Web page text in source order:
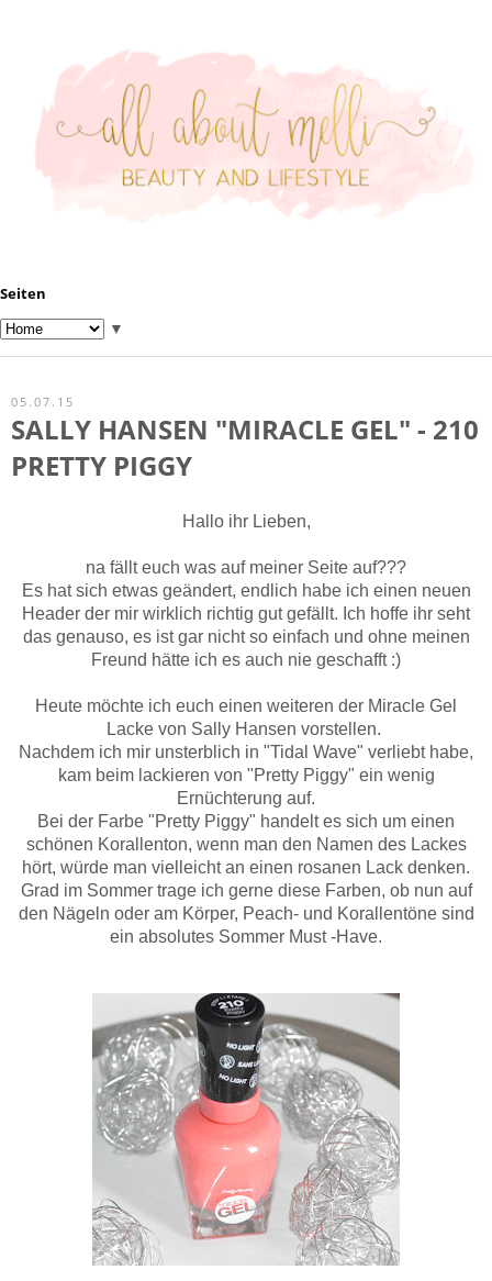
Seiten
▼
05.07.15
SALLY HANSEN "MIRACLE GEL" - 210
PRETTY PIGGY
Hallo ihr Lieben,
na fällt euch was auf meiner Seite auf???
Es hat sich etwas geändert, endlich habe ich einen neuen
Header der mir wirklich richtig gut gefällt. Ich hoffe ihr seht
das genauso, es ist gar nicht so einfach und ohne meinen
Freund hätte ich es auch nie geschafft :)
Heute möchte ich euch einen weiteren der Miracle Gel
Lacke von Sally Hansen vorstellen.
Nachdem ich mir unsterblich in "Tidal Wave" verliebt habe,
kam beim lackieren von "Pretty Piggy" ein wenig
Ernüchterung auf.
Bei der Farbe "Pretty Piggy" handelt es sich um einen
schönen Korallenton, wenn man den Namen des Lackes
hört, würde man vielleicht an einen rosanen Lack denken.
Grad im Sommer trage ich gerne diese Farben, ob nun auf
den Nägeln oder am Körper, Peach- und Korallentöne sind
ein absolutes Sommer Must -Have.